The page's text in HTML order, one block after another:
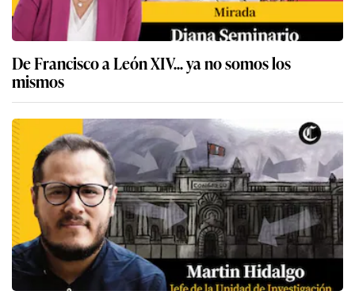
De Francisco a León XIV... ya no somos los
mismos